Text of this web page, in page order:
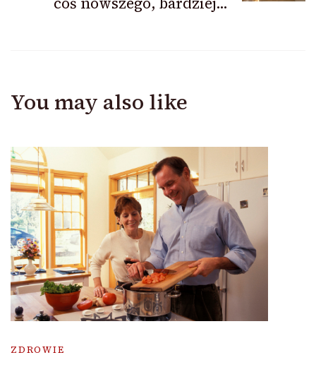
You may also like
ZDROWIE